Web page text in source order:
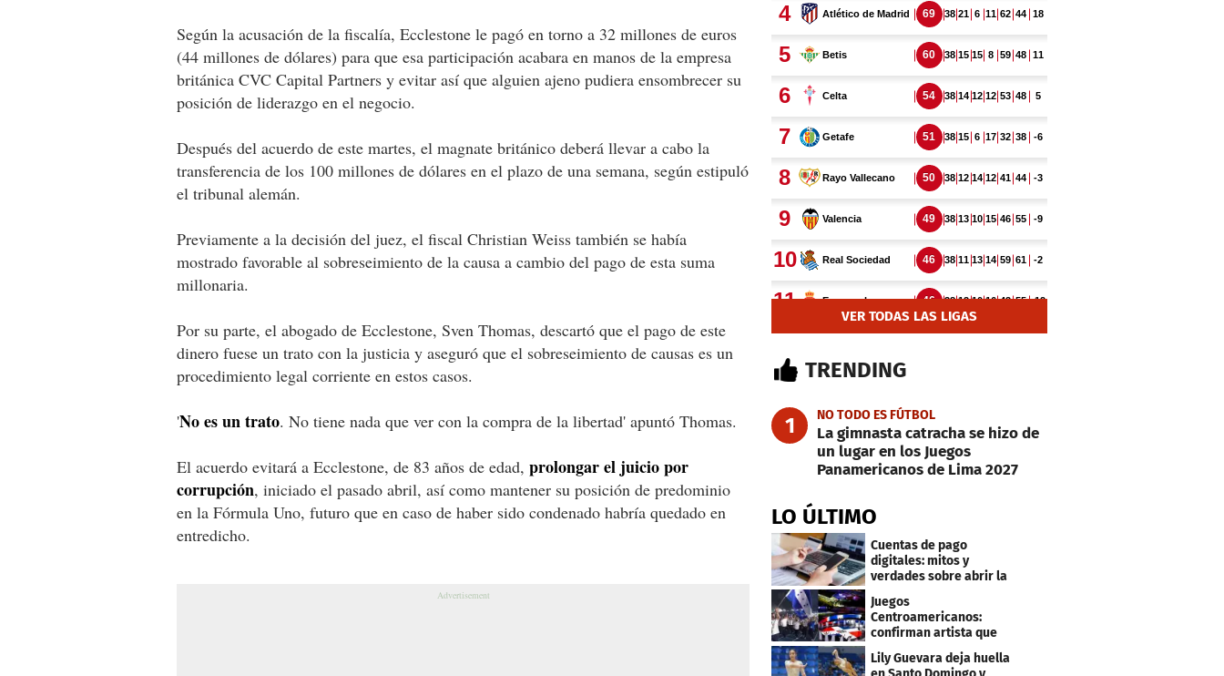
Según la acusación de la fiscalía, Ecclestone le pagó en torno a 32 millones de euros
(44 millones de dólares) para que esa participación acabara en manos de la empresa
británica CVC Capital Partners y evitar así que alguien ajeno pudiera ensombrecer su
posición de liderazgo en el negocio.
Después del acuerdo de este martes, el magnate británico deberá llevar a cabo la
transferencia de los 100 millones de dólares en el plazo de una semana, según estipuló
el tribunal alemán.
Previamente a la decisión del juez, el fiscal Christian Weiss también se había
mostrado favorable al sobreseimiento de la causa a cambio del pago de esta suma
millonaria.
Por su parte, el abogado de Ecclestone, Sven Thomas, descartó que el pago de este
dinero fuese un trato con la justicia y aseguró que el sobreseimiento de causas es un
procedimiento legal corriente en estos casos.
'No es un trato. No tiene nada que ver con la compra de la libertad' apuntó Thomas.
El acuerdo evitará a Ecclestone, de 83 años de edad, prolongar el juicio por
corrupción, iniciado el pasado abril, así como mantener su posición de predominio
en la Fórmula Uno, futuro que en caso de haber sido condenado habría quedado en
entredicho.
VER TODAS LAS LIGAS
TRENDING
1 NO TODO ES FÚTBOL
La gimnasta catracha se hizo de
un lugar en los Juegos
Panamericanos de Lima 2027
LO ÚLTIMO
Cuentas de pago
digitales: mitos y
verdades sobre abrir la
Juegos
Centroamericanos:
confirman artista que
cantará en la ceremonia
de clausura
Lily Guevara deja huella